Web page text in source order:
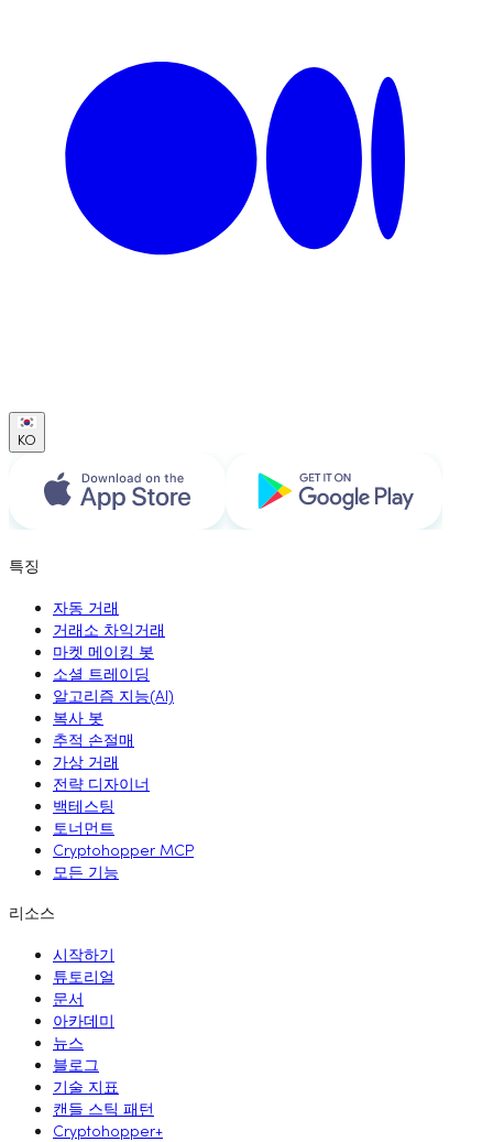
KO
특징
자동 거래
거래소 차익거래
마켓 메이킹 봇
소셜 트레이딩
알고리즘 지능(AI)
복사 봇
추적 손절매
가상 거래
전략 디자이너
백테스팅
토너먼트
Cryptohopper MCP
모든 기능
리소스
시작하기
튜토리얼
문서
아카데미
뉴스
블로그
기술 지표
캔들 스틱 패턴
Cryptohopper+